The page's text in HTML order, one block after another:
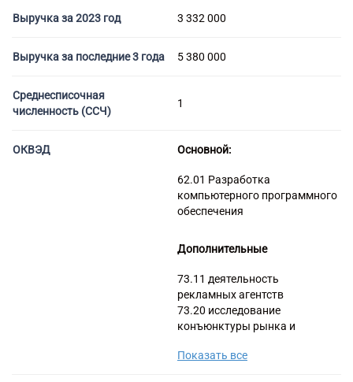
Выручка за 2023 год 3 332 000
Выручка за последние 3 года 5 380 000
Среднесписочная
численность (ССЧ)
1
ОКВЭД Основной:
62.01 Разработка
компьютерного программного
обеспечения
Дополнительные
73.11 деятельность
рекламных агентств
73.20 исследование
конъюнктуры рынка и
мнения
Показать все